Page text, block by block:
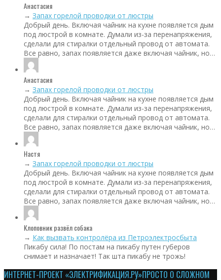
Анастасия
→ Запах горелой проводки от люстры
Добрый день. Включая чайник на кухне появляется дым
под люстрой в комнате. Думали из-за перенапряжения,
сделали для стиралки отдельный провод от автомата.
Все равно, запах появляется даже включая чайник, но…
Анастасия
→ Запах горелой проводки от люстры
Добрый день. Включая чайник на кухне появляется дым
под люстрой в комнате. Думали из-за перенапряжения,
сделали для стиралки отдельный провод от автомата.
Все равно, запах появляется даже включая чайник, но…
Настя
→ Запах горелой проводки от люстры
Добрый день. Включая чайник на кухне появляется дым
под люстрой в комнате. Думали из-за перенапряжения,
сделали для стиралки отдельный провод от автомата.
Все равно, запах появляется даже включая чайник, но…
Клоповник развёл собака
→ Как вызвать контролёра из Петроэлектросбыта
Пикабу сила! По постам на пикабу путен губеров
снимает и назначает! Так шта пикабу не трожь!
ИНТЕРНЕТ-ПРОЕКТ «ЭЛЕКТРИФИКАЦИЯ.РУ»ПРОСТО О СЛОЖНОМ